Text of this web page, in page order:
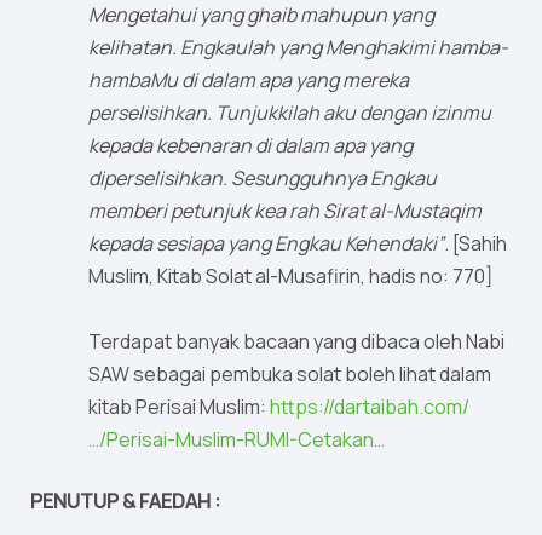
Mengetahui yang ghaib mahupun yang
kelihatan. Engkaulah yang Menghakimi hamba-
hambaMu di dalam apa yang mereka
perselisihkan. Tunjukkilah aku dengan izinmu
kepada kebenaran di dalam apa yang
diperselisihkan. Sesungguhnya Engkau
memberi petunjuk kea rah Sirat al-Mustaqim
kepada sesiapa yang Engkau Kehendaki”. [Sahih
Muslim, Kitab Solat al-Musafirin, hadis no: 770]
Terdapat banyak bacaan yang dibaca oleh Nabi
SAW sebagai pembuka solat boleh lihat dalam
kitab Perisai Muslim: https://dartaibah.com/
…/Perisai-Muslim-RUMI-Cetakan…
PENUTUP & FAEDAH :